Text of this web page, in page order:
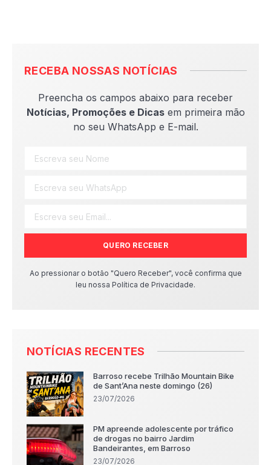
RECEBA NOSSAS NOTÍCIAS
Preencha os campos abaixo para receber
Notícias, Promoções e Dicasem primeira mão
no seu WhatsApp e E-mail.
QUERO RECEBER
Ao pressionar o botão "Quero Receber", você confirma que
leu nossa Política de Privacidade.
NOTÍCIAS RECENTES
Barroso recebe Trilhão Mountain Bike
de Sant’Ana neste domingo (26)
23/07/2026
PM apreende adolescente por tráfico
de drogas no bairro Jardim
Bandeirantes, em Barroso
23/07/2026